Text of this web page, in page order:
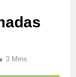
3 Mins